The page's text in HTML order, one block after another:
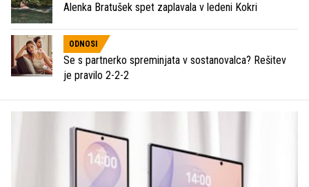
Alenka Bratušek spet zaplavala v ledeni Kokri
ODNOSI
Se s partnerko spreminjata v sostanovalca? Rešitev
je pravilo 2-2-2